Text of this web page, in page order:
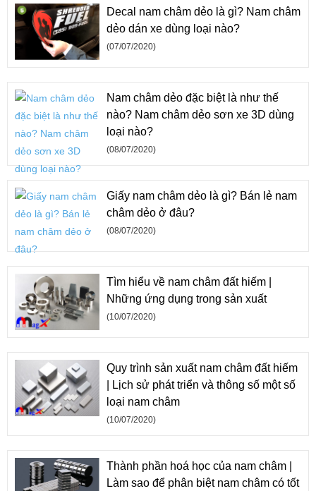
Decal nam châm dẻo là gì? Nam châm
dẻo dán xe dùng loại nào?
(07/07/2020)
Nam châm dẻo đặc biệt là như thế
nào? Nam châm dẻo sơn xe 3D dùng
loại nào?
(08/07/2020)
Giấy nam châm dẻo là gì? Bán lẻ nam
châm dẻo ở đâu?
(08/07/2020)
Tìm hiểu về nam châm đất hiếm |
Những ứng dụng trong sản xuất
(10/07/2020)
Quy trình sản xuất nam châm đất hiếm
| Lịch sử phát triển và thông số một số
loại nam châm
(10/07/2020)
Thành phần hoá học của nam châm |
Làm sao để phân biệt nam châm có tốt